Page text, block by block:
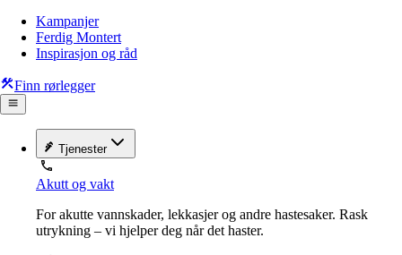
Kampanjer
Ferdig Montert
Inspirasjon og råd
Finn rørlegger
Tjenester
Akutt og vakt
For akutte vannskader, lekkasjer og andre hastesaker. Rask
utrykning – vi hjelper deg når det haster.